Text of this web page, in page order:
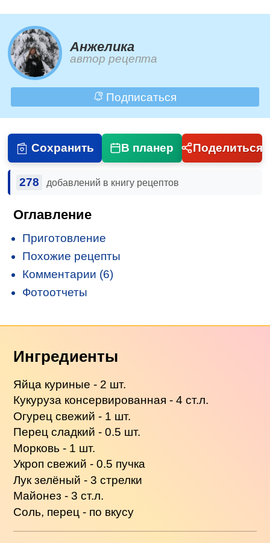
Анжелика
автор рецепта
Подписаться
Сохранить В планер Поделиться
278 добавлений в книгу рецептов
Оглавление
Приготовление
Похожие рецепты
Комментарии (6)
Фотоотчеты
Ингредиенты
Яйца куриные - 2 шт.
Кукуруза консервированная - 4 ст.л.
Огурец свежий - 1 шт.
Перец сладкий - 0.5 шт.
Морковь - 1 шт.
Укроп свежий - 0.5 пучка
Лук зелёный - 3 стрелки
Майонез - 3 ст.л.
Соль, перец - по вкусу